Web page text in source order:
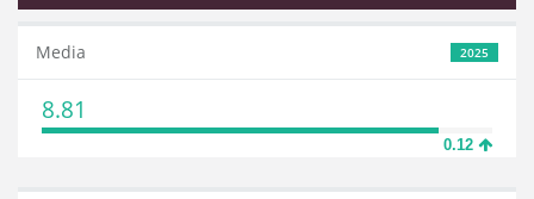
2025
Media
8.81
0.12